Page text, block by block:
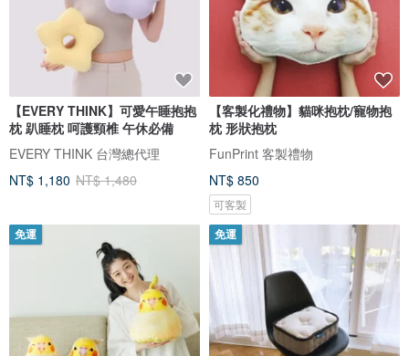
【EVERY THINK】可愛午睡抱抱
枕 趴睡枕 呵護頸椎 午休必備
EVERY THINK 台灣總代理
NT$ 1,180 NT$ 1,480
【客製化禮物】貓咪抱枕/寵物抱
枕 形狀抱枕
FunPrint 客製禮物
NT$ 850
可客製
免運 免運